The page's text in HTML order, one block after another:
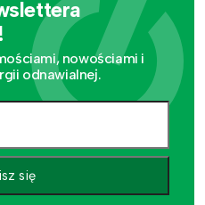
nowościami i
odnawialnej.
się